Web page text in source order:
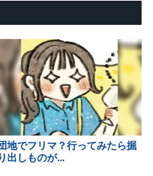
地でフリマ？行ってみたら掘
り出しものが…